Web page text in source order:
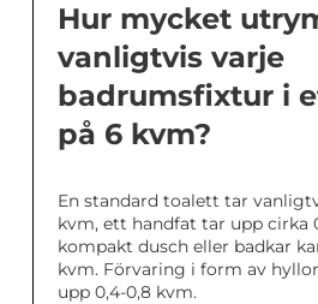
Hur mycket
vanligtvis varje
badrumsfixtur i
på 6 kvm?
En standard toalett tar
kvm, ett handfat tar upp cirka
kompakt dusch eller badkar
kvm. Förvaring i form av
upp 0,4-0,8 kvm.